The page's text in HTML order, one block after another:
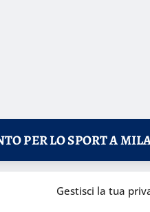
Gestisci la tua
PER LO SPORT A